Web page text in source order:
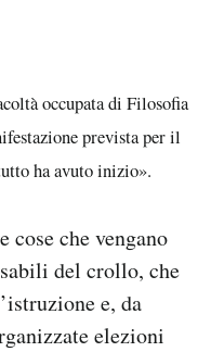
occupata di Filosofia
prevista per il
ha avuto inizio».
cose che vengano
del crollo, che
e, da
elezioni